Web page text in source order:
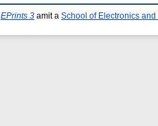
EPrints 3 amit a School of Electronics